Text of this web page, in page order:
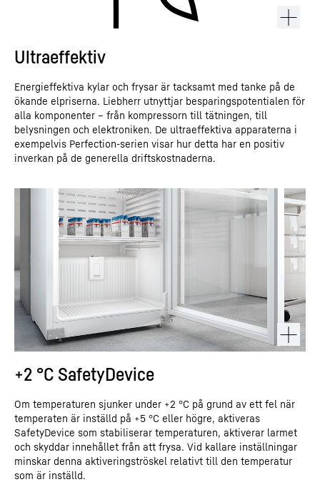
Ultraeffektiv
Energieffektiva kylar och frysar är tacksamt med tanke på de
ökande elpriserna. Liebherr utnyttjar besparingspotentialen för
alla komponenter – från kompressorn till tätningen, till
belysningen och elektroniken. De ultraeffektiva apparaterna i
exempelvis Perfection-serien visar hur detta har en positiv
inverkan på de generella driftskostnaderna.
+2 °C SafetyDevice
Om temperaturen sjunker under +2 °C på grund av ett fel när
temperaten är inställd på +5 °C eller högre, aktiveras
SafetyDevice som stabiliserar temperaturen, aktiverar larmet
och skyddar innehållet från att frysa. Vid kallare inställningar
minskar denna aktiveringströskel relativt till den temperatur
som är inställd.